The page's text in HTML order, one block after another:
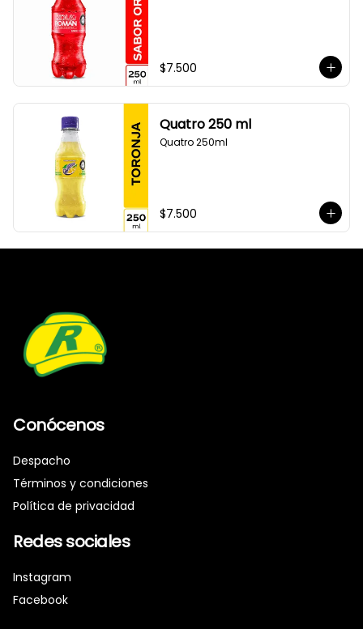
$7.500
Quatro 250 ml
Quatro 250ml
$7.500
Conócenos
Despacho
Términos y condiciones
Política de privacidad
Redes sociales
Instagram
Facebook